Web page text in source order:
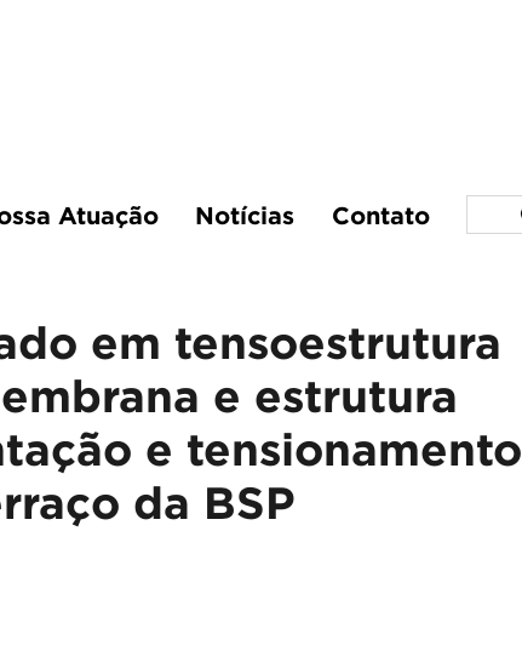
Atuação Notícias Contato
em tensoestrutura
e estrutura
e tensionamento
da BSP